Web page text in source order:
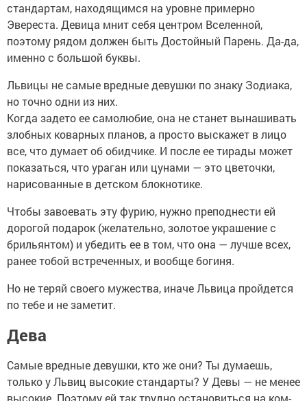
стандартам, находящимся на уровне примерно
Эвереста. Девица мнит себя центром Вселенной,
поэтому рядом должен быть Достойный Парень. Да-да,
именно с большой буквы.
Львицы не самые вредные девушки по знаку Зодиака,
но точно одни из них.
Когда задето ее самолюбие, она не станет вынашивать
злобных коварных планов, а просто выскажет в лицо
все, что думает об обидчике. И после ее тирады может
показаться, что ураган или цунами — это цветочки,
нарисованные в детском блокнотике.
Чтобы завоевать эту фурию, нужно преподнести ей
дорогой подарок (желательно, золотое украшение с
брильянтом) и убедить ее в том, что она — лучше всех,
ранее тобой встреченных, и вообще богиня.
Но не теряй своего мужества, иначе Львица пройдется
по тебе и не заметит.
Дева
Самые вредные девушки, кто же они? Ты думаешь,
только у Львиц высокие стандарты? У Девы — не менее
высокие. Поэтому ей так трудно остановиться на ком-